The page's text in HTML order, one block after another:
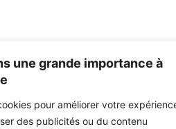
une grande importance à
pour améliorer votre
des publicités ou du contenu